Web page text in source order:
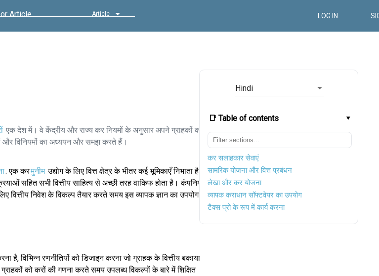
Article Article LOG IN
Hindi
📑 Table of contents
कर सलाहकार सेवाएं
सामरिक योजना और वित्त प्रबंधन
लेखा और कर योजना
व्यापक कराधान सॉफ्टवेयर का उपयोग
टैक्स प्रो के रूप में कार्य करना
एक देश में। वे केंद्रीय और राज्य कर नियमों के अनुसार अपने ग्राहकों को
और विनियमों का अध्ययन और समझ करते हैं।
. एक करमुनीम उद्योग के लिए वित्त क्षेत्र के भीतर कई भूमिकाएँ निभाता है।
सहित सभी वित्तीय साहित्य से अच्छी तरह वाकिफ होता है। कंपनियों
निवेश के विकल्प तैयार करते समय इस व्यापक ज्ञान का उपयोग
है, विभिन्न रणनीतियों को डिजाइन करना जो ग्राहक के वित्तीय बकाया
को करों की गणना करते समय उपलब्ध विकल्पों के बारे में शिक्षित